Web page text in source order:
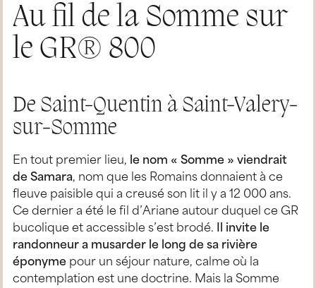
Au fil de la Somme sur
le GR® 800
De Saint-Quentin à Saint-Valery-
sur-Somme
En tout premier lieu, le nom « Somme » viendrait
de Samara, nom que les Romains donnaient à ce
fleuve paisible qui a creusé son lit il y a 12 000 ans.
Ce dernier a été le fil d’Ariane autour duquel ce GR
bucolique et accessible s’est brodé.
Il invite le
randonneur a musarder le long de sa rivière
éponyme pour un séjour nature, calme où la
contemplation est une doctrine. Mais la Somme